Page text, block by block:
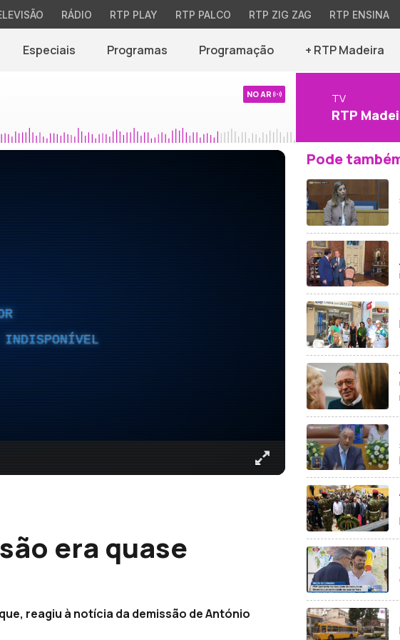
RÁDIO RTP PLAY RTP PALCO RTP ZIG ZAG RTP ENSINA
Especiais Programas Programação + RTP Madeira
NO AR TV
RTP
INDISPONÍVEL
era quase
reagiu à notícia da demissão de António
Pode